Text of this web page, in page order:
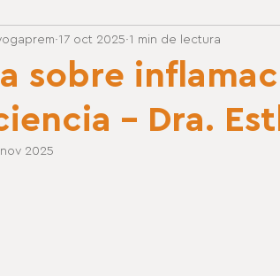
sobre
- Dra.
17 oct 2025 1 min de lectura
nov 2025